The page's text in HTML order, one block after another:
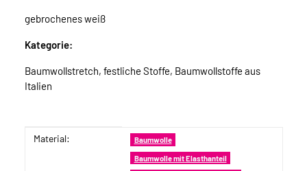
gebrochenes weiß
Kategorie:
Baumwollstretch, festliche Stoffe, Baumwollstoffe aus
Italien
Produkteigenschaft
Wert
Material: Baumwolle
Baumwolle mit Elasthanteil